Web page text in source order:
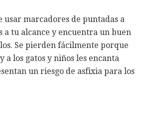
usar marcadores de puntadas a
a tu alcance y encuentra un buen
Se pierden fácilmente porque
a los gatos y niños les encanta
un riesgo de asfixia para los